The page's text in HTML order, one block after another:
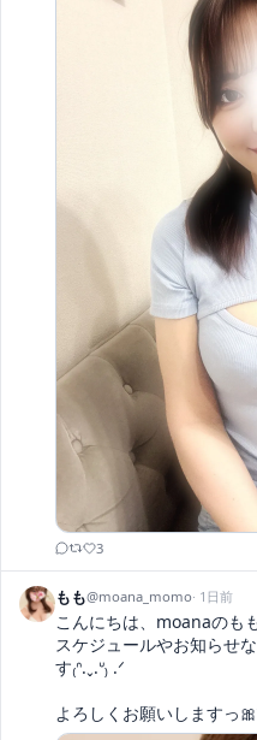
3
もも@moana_momo· 1日前
こんにちは、moanaのも
スケジュールやお知らせ
す₍ᐢ.ˬ.ᐡ₎ .ᐟ
よろしくお願いしますっ